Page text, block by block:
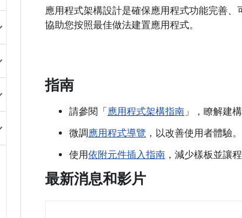
應用程式架構設計是確保應用程式功能完善
協助您按照最佳做法建置應用程式。
指南
請參閱「 應用程式架構指南」，瞭解建
微調應用程式導覽 ，以改善使用者體驗。
使用依附元件插入指南 ，減少樣板並讓
最新消息和影片